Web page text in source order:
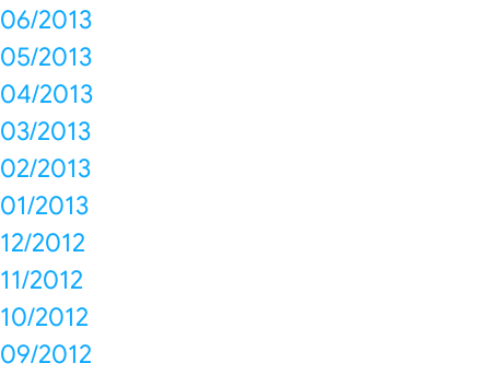
06/2013
05/2013
04/2013
03/2013
02/2013
01/2013
12/2012
11/2012
10/2012
09/2012